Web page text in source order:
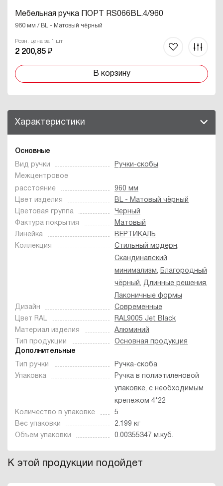
Мебельная ручка ПОРТ RS066BL.4/960
960 мм / BL - Матовый чёрный
Розн. цена за 1 шт
2 200,85 ₽
В корзину
Характеристики
Основные
Вид ручки
Ручки-скобы
Межцентровое
расстояние
960 мм
Цвет изделия
BL - Матовый чёрный
Цветовая группа
Черный
Фактура покрытия
Матовый
Линейка
ВЕРТИКАЛЬ
Коллекция
Стильный модерн,
Скандинавский
минимализм, Благородный
чёрный, Длинные решения,
Лаконичные формы
Дизайн
Современные
Цвет RAL
RAL9005 Jet Black
Материал изделия
Алюминий
Тип продукции
Основная продукция
Дополнительные
Тип ручки
Ручка-скоба
Упаковка
Ручка в полиэтиленовой
упаковке, с необходимым
крепежом 4*22
Количество в упаковке
5
Вес упаковки
2.199 кг
Объем упаковки
0.00355347 м.куб.
К этой продукции подойдет